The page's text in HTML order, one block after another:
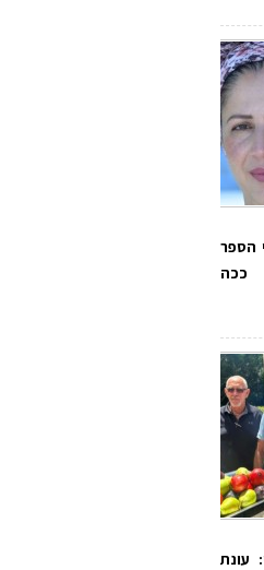
הספר
ככה
עונת